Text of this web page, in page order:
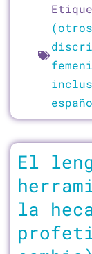
El
la